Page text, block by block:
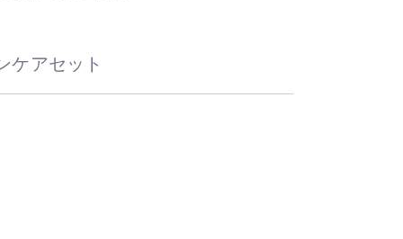
ケアセット